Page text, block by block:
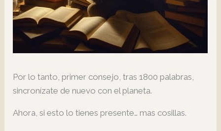
Por lo tanto, primer consejo, tras 1800 palabras,
sincronízate de nuevo con el planeta.
Ahora, si esto lo tienes presente… mas cosillas.